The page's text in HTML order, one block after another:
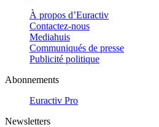
À propos d’Euractiv
Contactez-nous
Mediahuis
Communiqués de presse
Publicité politique
Abonnements
Euractiv Pro
Newsletters